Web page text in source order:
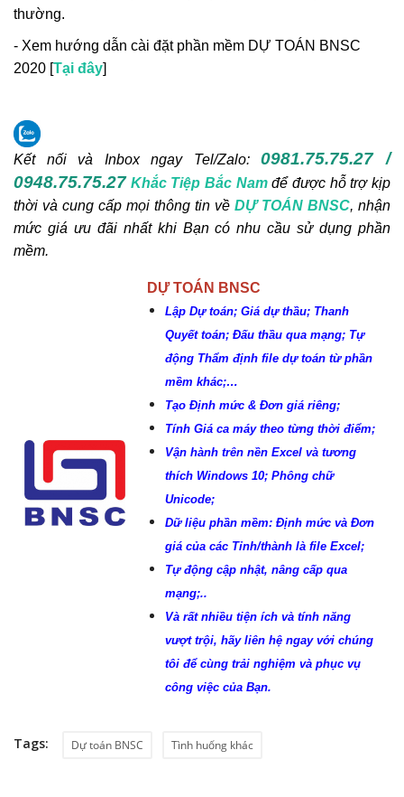
thường.
- Xem hướng dẫn cài đặt phần mềm DỰ TOÁN BNSC
2020 [Tại đây]
Kết nối và Inbox ngay Tel/Zalo:0981.75.75.27 /
0948.75.75.27 Khắc Tiệp Bắc Namđể được hỗ trợ kịp
thời và cung cấp mọi thông tin về DỰ TOÁN BNSC, nhận
mức giá ưu đãi nhất khi Bạn có nhu cầu sử dụng phần
mềm.
DỰ TOÁN BNSC
Lập Dự toán; Giá dự thầu; Thanh
Quyết toán; Đấu thầu qua mạng; Tự
động Thẩm định file dự toán từ phần
mềm khác;…
Tạo Định mức & Đơn giá riêng;
Tính Giá ca máy theo từng thời điểm;
Vận hành trên nền Excel và tương
thích Windows 10; Phông chữ
Unicode;
Dữ liệu phần mềm: Định mức và Đơn
giá của các Tỉnh/thành là file Excel;
Tự động cập nhật, nâng cấp qua
mạng;..
Và rất nhiều tiện ích và tính năng
vượt trội, hãy liên hệ ngay với chúng
tôi để cùng trải nghiệm và phục vụ
công việc của Bạn.
Tags: Dự toán BNSC Tình huống khác